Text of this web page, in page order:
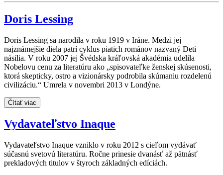
Doris Lessing
Doris Lessing sa narodila v roku 1919 v Iráne. Medzi jej
najznámejšie diela patrí cyklus piatich románov nazvaný Deti
násilia. V roku 2007 jej Švédska kráľovská akadémia udelila
Nobelovu cenu za literatúru ako „spisovateľke ženskej skúsenosti,
ktorá skepticky, ostro a vizionársky podrobila skúmaniu rozdelenú
civilizáciu.“ Umrela v novembri 2013 v Londýne.
Čítať viac
Vydavateľstvo Inaque
Vydavateľstvo Inaque vzniklo v roku 2012 s cieľom vydávať
súčasnú svetovú literatúru. Ročne prinesie dvanásť až pätnásť
prekladových titulov v štyroch základných edíciách.